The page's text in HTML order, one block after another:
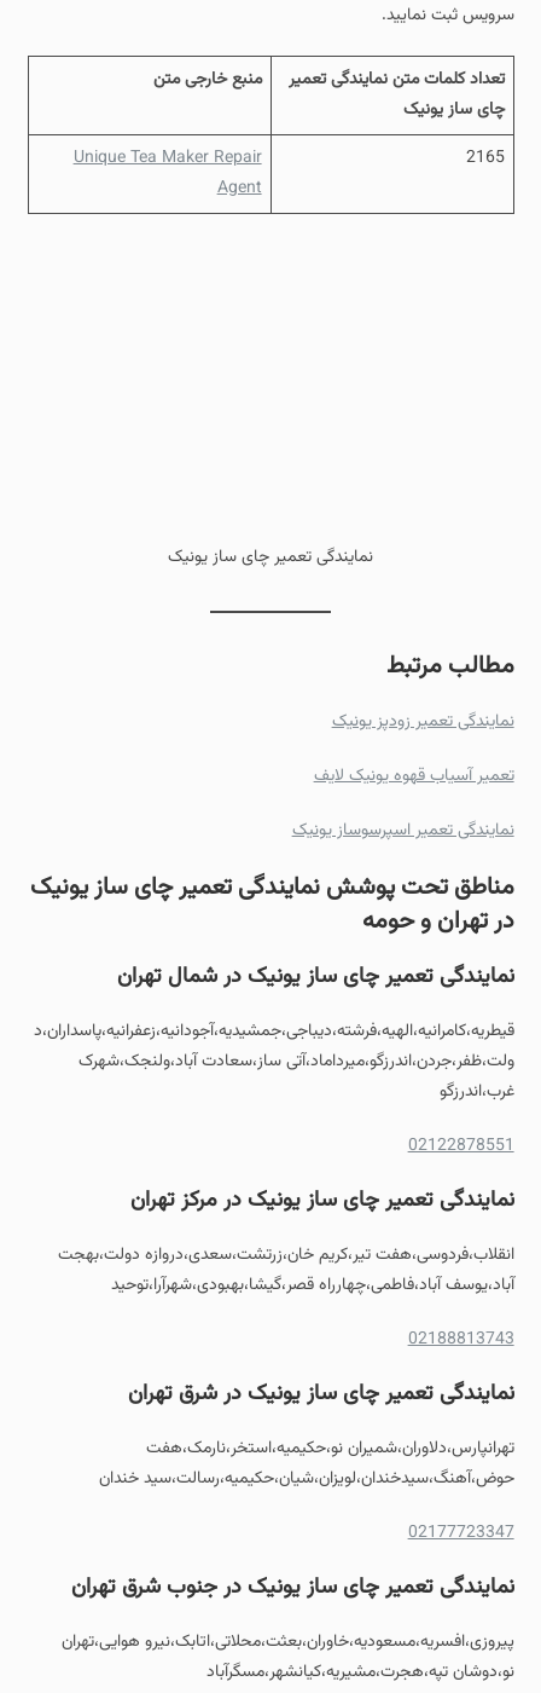
سرویس ثبت نمایید.
تعداد کلمات متن نمایندگی تعمیر
چای ساز یونیک
منبع خارجی متن
2165
Unique Tea Maker Repair
Agent
نمایندگی تعمیر چای ساز یونیک
مطالب مرتبط
نمایندگی تعمیر زودپز یونیک
تعمیر آسیاب قهوه یونیک لایف
نمایندگی تعمیر اسپرسوساز یونیک
مناطق تحت پوشش نمایندگی تعمیر چای سازیونیک
در تهران و حومه
نمایندگی تعمیر چای ساز یونیک در شمال تهران
قیطریه،کامرانیه،الهیه،فرشته،دیباجی،جمشیدیه،آجودانیه،زعفرانیه،پاسداران،د
ولت،ظفر،جردن،اندرزگو،میرداماد،آتی ساز،سعادت آباد،ولنجک،شهرک
غرب،اندرزگو
02122878551
نمایندگی تعمیر چای ساز یونیک در مرکز تهران
انقلاب،فردوسی،هفت تیر،کریم خان،زرتشت،سعدی،دروازه دولت،بهجت
آباد،یوسف آباد،فاطمی،چهارراه قصر،گیشا،بهبودی،شهرآرا،توحید
02188813743
نمایندگی تعمیر چای ساز یونیک در شرق تهران
تهرانپارس،دلاوران،شمیران نو،حکیمیه،استخر،نارمک،هفت
حوض،آهنگ،سیدخندان،لویزان،شیان،حکیمیه،رسالت،سید خندان
02177723347
نمایندگی تعمیر چای ساز یونیک در جنوب شرق تهران
پیروزی،افسریه،مسعودیه،خاوران،بعثت،محلاتی،اتابک،نیرو هوایی،تهران
نو،دوشان تپه،هجرت،مشیریه،کیانشهر،مسگرآباد